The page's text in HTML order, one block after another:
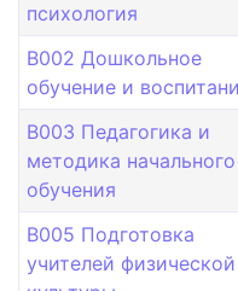
психология
B002 Дошкольное
обучение и
B003 Педагогика и
методика начального
обучения
B005 Подготовка
учителей физической